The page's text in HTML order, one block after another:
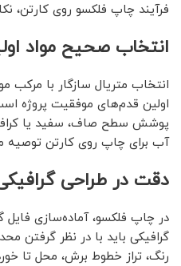
فرآیند چاپ فلکسو روی کارتن،
انتخاب صحیح مواد
انتخاب متریال سازگار با مرکب
اولین قدم‌های موفقیت پروژه
پوشش سطح صاف، سفید یا
آب برای چاپ روی کارتن توصیه
دقت در طراحی
در چاپ فلکسو، آماده‌سازی فایل
گرافیکی باید با در نظر گرفتن
رنگ، تراز خطوط برش، محل تا